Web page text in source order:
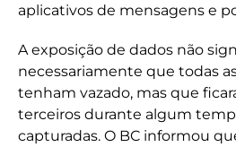
aplicativos de mensagens e
A exposição de dados não
necessariamente que todas
tenham vazado, mas que
terceiros durante algum
capturadas. O BC informou